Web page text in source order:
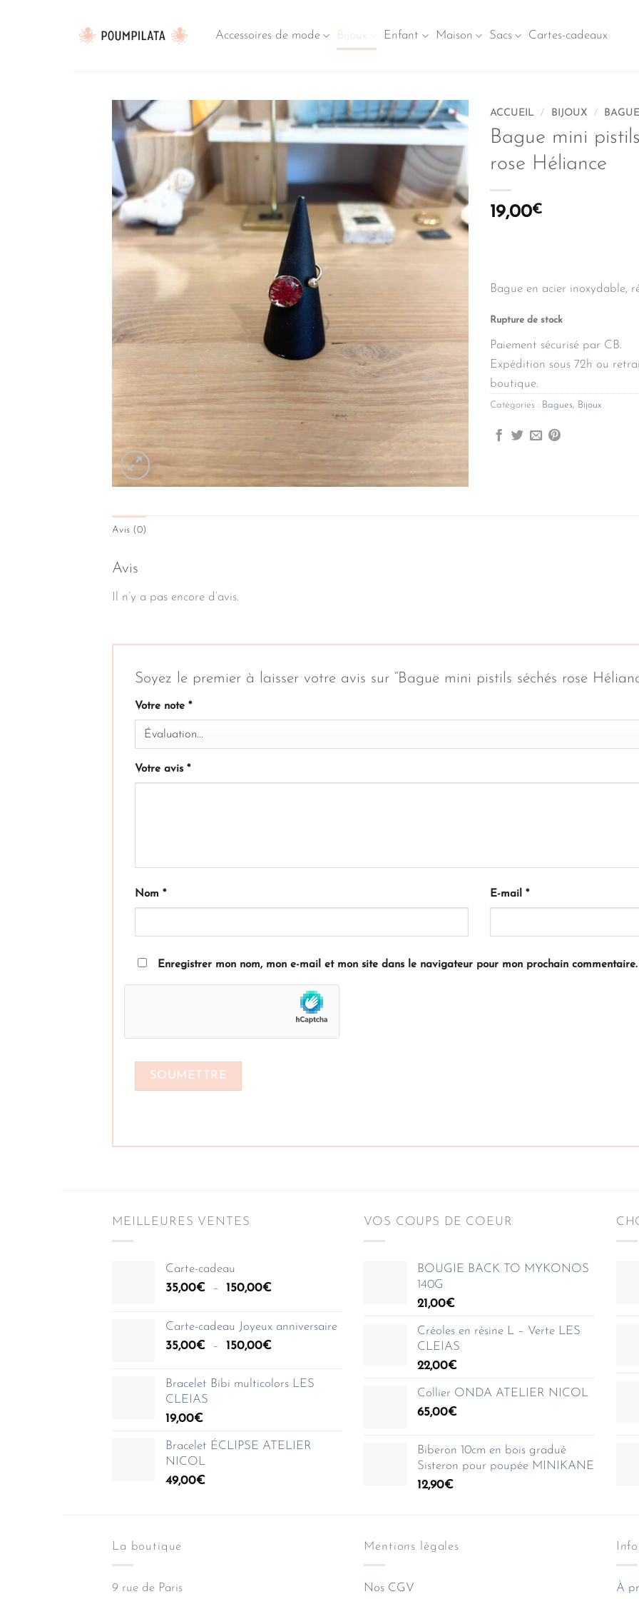
contenu
Accessoires de mode Bijoux Enfant Maison Sacs Cartes-cadeaux
ACCUEIL / BIJOUX /
Bague mini
rose Héliance
19,00€
Bague en acier inoxydable,
Rupture de stock
Paiement sécurisé par CB.
Expédition sous 72h ou
boutique.
Catégories : Bagues, Bijoux
Avis (0)
Avis
Il n’y a pas encore d’avis.
Soyez le premier à laisser votre avis sur “Bague mini pistils séchés rose
Votre note *
Votre avis *
Nom * E-mail *
Enregistrer mon nom, mon e-mail et mon site dans le navigateur pour mon prochain commentaire.
MEILLEURES VENTES
Carte-cadeau
35,00€ – 150,00€Plage
à
Carte-cadeau Joyeux anniversaire
35,00€ – 150,00€Plage
prix :
Bracelet Bibi multicolors LES
CLEIAS
19,00€
Bracelet ÉCLIPSE ATELIER
NICOL
49,00€
VOS COUPS DE COEUR
BOUGIE BACK TO MYKONOS
140G
21,00€
Créoles en résine L – Verte LES
CLEIAS
22,00€
Collier ONDA ATELIER NICOL
65,00€
Biberon 10cm en bois gradué
Sisteron pour poupée MINIKANE
12,90€
La boutique
9 rue de Paris
Mentions légales
Nos CGV À